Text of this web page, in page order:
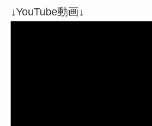
↓YouTube動画↓